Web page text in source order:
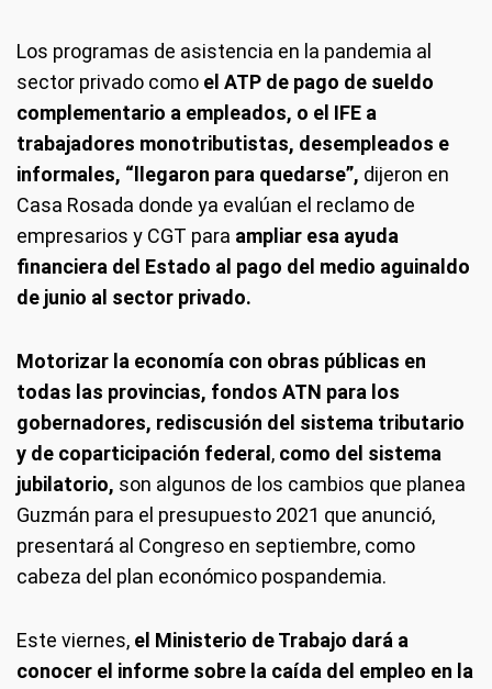
Los programas de asistencia en la pandemia al
sector privado como el ATP de pago de sueldo
complementario a empleados, o el IFE a
trabajadores monotributistas, desempleados e
informales, “llegaron para quedarse”, dijeron en
Casa Rosada donde ya evalúan el reclamo de
empresarios y CGT para ampliar esa ayuda
financiera del Estado al pago del medio aguinaldo
de junio al sector privado.
Motorizar la economía con obras públicas en
todas las provincias, fondos ATN para los
gobernadores, rediscusión del sistema tributario
y de coparticipación federal , como del sistema
jubilatorio, son algunos de los cambios que planea
Guzmán para el presupuesto 2021 que anunció,
presentará al Congreso en septiembre, como
cabeza del plan económico pospandemia.
Este viernes, el Ministerio de Trabajo dará a
conocer el informe sobre la caída del empleo en la